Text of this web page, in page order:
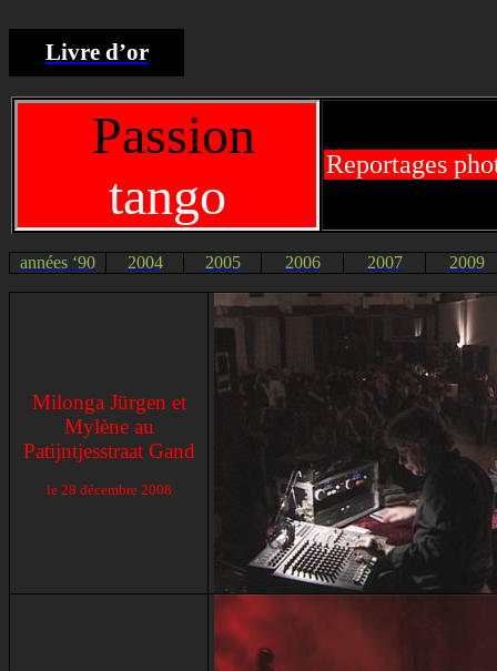
Livre d’or
Passion
tango
Reportages
années ‘90 2004 2005 2006 2007 2009
Milonga Jürgen et
Mylène au
Patijntjesstraat Gand
le 28 décembre 2008